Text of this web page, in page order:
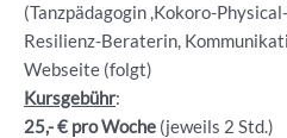
(Tanzpädagogin ,Kokoro-
Resilienz-Beraterin,
Webseite (folgt)
Kursgebühr:
25,- € pro Woche (jeweils 2 Std.)